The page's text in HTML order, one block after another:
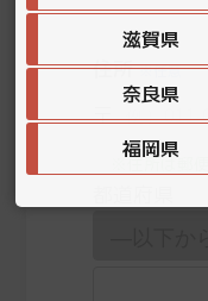
住所※任意
〒
※住所は郵
滋賀県
奈良県
福岡県